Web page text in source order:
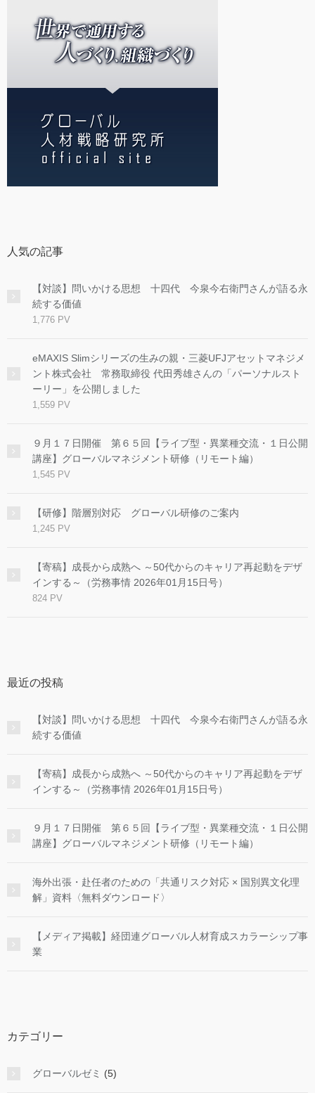
人気の記事
【対談】問いかける思想 十四代 今泉今右衛門さんが語る永
続する価値
1,776 PV
eMAXIS Slimシリーズの生みの親・三菱UFJアセットマネジメ
ント株式会社 常務取締役 代田秀雄さんの「パーソナルスト
ーリー」を公開しました
1,559 PV
９月１７日開催 第６５回【ライブ型・異業種交流・１日公開
講座】グローバルマネジメント研修（リモート編）
1,545 PV
【研修】階層別対応 グローバル研修のご案内
1,245 PV
【寄稿】成長から成熟へ ～50代からのキャリア再起動をデザ
インする～（労務事情 2026年01月15日号）
824 PV
最近の投稿
【対談】問いかける思想 十四代 今泉今右衛門さんが語る永
続する価値
【寄稿】成長から成熟へ ～50代からのキャリア再起動をデザ
インする～（労務事情 2026年01月15日号）
９月１７日開催 第６５回【ライブ型・異業種交流・１日公開
講座】グローバルマネジメント研修（リモート編）
海外出張・赴任者のための「共通リスク対応 × 国別異文化理
解」資料〈無料ダウンロード〉
【メディア掲載】経団連グローバル人材育成スカラーシップ事
業
カテゴリー
グローバルゼミ (5)